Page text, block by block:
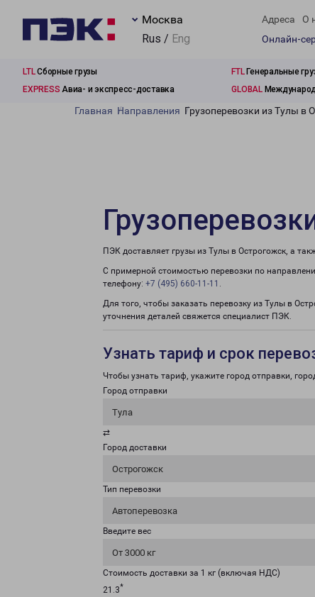
Москва
Rus / Eng
Адреса О
Онлайн-
LTLСборные грузы FTLГенеральные
EXPRESS Авиа- и экспресс-доставка GLOBAL
Главная Направления Грузоперевозки из Тулы в
ПЭК доставляет грузы из Тулы в Острогожск, а
С примерной стоимостью перевозки по
телефону: +7 (495) 660-11-11 .
Для того, чтобы заказать перевозку из Тулы в
уточнения деталей свяжется специалист ПЭК.
Узнать тариф и срок
Чтобы узнать тариф, укажите город отправки,
Город отправки
Тула
⇄
Город доставки
Острогожск
Тип перевозки
Автоперевозка
Введите вес
От 3000 кг
Стоимость доставки за 1 кг (включая НДС)
21.3*